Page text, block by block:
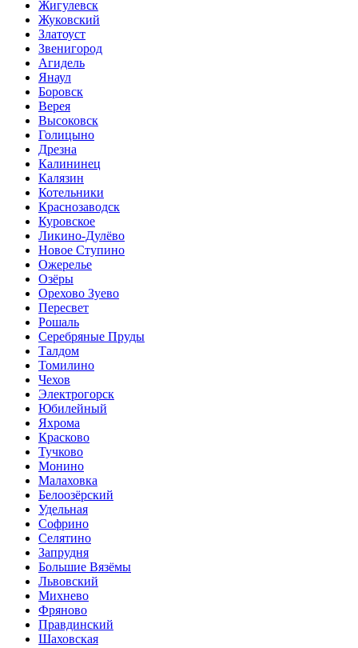
Жигулевск
Жуковский
Златоуст
Звенигород
Агидель
Янаул
Боровск
Верея
Высоковск
Голицыно
Дрезна
Калининец
Калязин
Котельники
Краснозаводск
Куровское
Ликино-Дулёво
Новое Ступино
Ожерелье
Озёры
Орехово Зуево
Пересвет
Рошаль
Серебряные Пруды
Талдом
Томилино
Чехов
Электрогорск
Юбилейный
Яхрома
Красково
Тучково
Монино
Малаховка
Белоозёрский
Удельная
Софрино
Селятино
Запрудня
Большие Вязёмы
Львовский
Михнево
Фряново
Правдинский
Шаховская